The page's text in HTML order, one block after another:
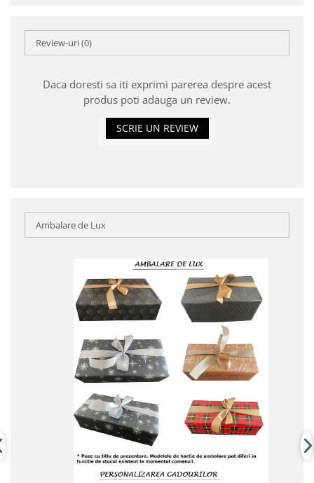
Review-uri(0)
Daca doresti sa iti exprimi parerea despre acest
produs poti adauga un review.
SCRIE UN REVIEW
Ambalare de Lux